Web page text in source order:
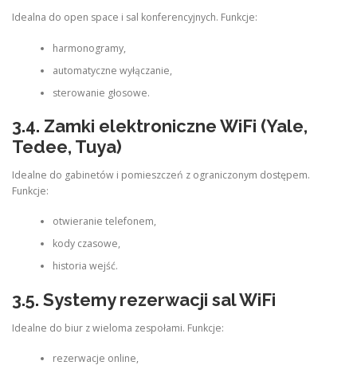
Idealna do open space i sal konferencyjnych. Funkcje:
harmonogramy,
automatyczne wyłączanie,
sterowanie głosowe.
3.4. Zamki elektroniczne WiFi (Yale,
Tedee, Tuya)
Idealne do gabinetów i pomieszczeń z ograniczonym dostępem.
Funkcje:
otwieranie telefonem,
kody czasowe,
historia wejść.
3.5. Systemy rezerwacji sal WiFi
Idealne do biur z wieloma zespołami. Funkcje:
rezerwacje online,